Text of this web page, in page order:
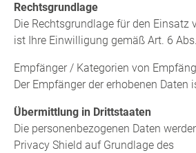
Rechtsgrundlage
Die Rechtsgrundlage für den Einsatz
ist Ihre Einwilligung gemäß Art. 6
Empfänger / Kategorien von
Der Empfänger der erhobenen Daten
Übermittlung in Drittstaaten
Die personenbezogenen Daten
Privacy Shield auf Grundlage des